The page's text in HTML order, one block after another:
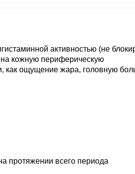
активностью (не
кожную периферическую
как ощущение жара, головную
протяжении всего периода